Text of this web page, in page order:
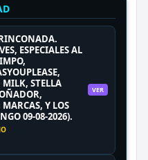
ESPECIALES AL
STELLA
Y LOS
09-08-2026).
VER